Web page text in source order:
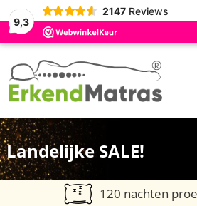
9,3
2147 Reviews
Landelijke SALE!
120 nachten